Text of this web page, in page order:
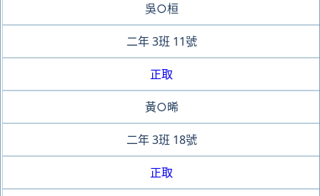
吳○桓
二年 3班 11號
正取
黃○晞
二年 3班 18號
正取